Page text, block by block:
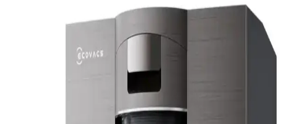
Kedi Tüyü Temizliğinde Etkili Robot Süpürge
Seçimi ve Öne Çıkan Modeller
Kedi tüyü temizliğinde güçlü emiş gücü, tüy dolanmasını önleyen
fırçalar ve otomatik boşaltma özellikleri önemli. Moplama için
otomatik yıkama istasyonlu modeller tercih edilmeli.
En İyi Modeller ve Kriterler